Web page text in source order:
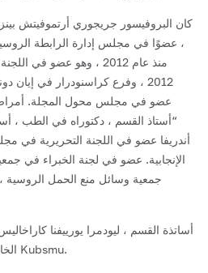
كان البروفيسور جريجوري أرتموفيتش
، عضوًا في مجلس إدارة الرابطة
منذ عام 2012 ، وهو عضو
عضو في مجلس محول المجلة. أمراض
“أستاذ القسم ، دكتوراه في الطب ،
أندريفا عضو في اللجنة التحريرية في
الإنجابية. عضو في لجنة الخبراء في
جمعية وسائل منع الحمل
أساتذة القسم ، ليودمرا يورييفنا كاراخاليس
هم أعضاء في ملف CPC الخاص بـ Kubsmu.